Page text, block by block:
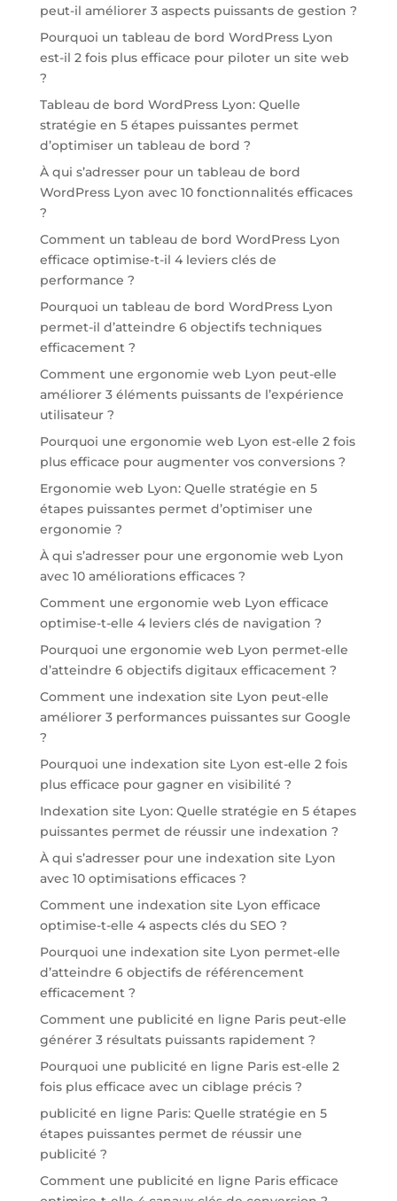
peut-il améliorer 3 aspects puissants de gestion ?
Pourquoi un tableau de bord WordPress Lyon
est-il 2 fois plus efficace pour piloter un site web
?
Tableau de bord WordPress Lyon: Quelle
stratégie en 5 étapes puissantes permet
d’optimiser un tableau de bord ?
À qui s’adresser pour un tableau de bord
WordPress Lyon avec 10 fonctionnalités efficaces
?
Comment un tableau de bord WordPress Lyon
efficace optimise-t-il 4 leviers clés de
performance ?
Pourquoi un tableau de bord WordPress Lyon
permet-il d’atteindre 6 objectifs techniques
efficacement ?
Comment une ergonomie web Lyon peut-elle
améliorer 3 éléments puissants de l’expérience
utilisateur ?
Pourquoi une ergonomie web Lyon est-elle 2 fois
plus efficace pour augmenter vos conversions ?
Ergonomie web Lyon: Quelle stratégie en 5
étapes puissantes permet d’optimiser une
ergonomie ?
À qui s’adresser pour une ergonomie web Lyon
avec 10 améliorations efficaces ?
Comment une ergonomie web Lyon efficace
optimise-t-elle 4 leviers clés de navigation ?
Pourquoi une ergonomie web Lyon permet-elle
d’atteindre 6 objectifs digitaux efficacement ?
Comment une indexation site Lyon peut-elle
améliorer 3 performances puissantes sur Google
?
Pourquoi une indexation site Lyon est-elle 2 fois
plus efficace pour gagner en visibilité ?
Indexation site Lyon: Quelle stratégie en 5 étapes
puissantes permet de réussir une indexation ?
À qui s’adresser pour une indexation site Lyon
avec 10 optimisations efficaces ?
Comment une indexation site Lyon efficace
optimise-t-elle 4 aspects clés du SEO ?
Pourquoi une indexation site Lyon permet-elle
d’atteindre 6 objectifs de référencement
efficacement ?
Comment une publicité en ligne Paris peut-elle
générer 3 résultats puissants rapidement ?
Pourquoi une publicité en ligne Paris est-elle 2
fois plus efficace avec un ciblage précis ?
publicité en ligne Paris: Quelle stratégie en 5
étapes puissantes permet de réussir une
publicité ?
Comment une publicité en ligne Paris efficace